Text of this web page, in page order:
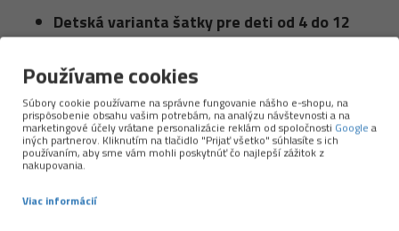
Detská varianta šatky pre deti od 4 do 12
UPF50+Šatka poskytuje vysoký stupeň ochrany
pred škodlivým UV žiarením.
Ultrastretch technológia:šatka je elastická vo
všetkých smeroch, vďaka čomu sa veľmi
príjemne nosí.
Vyrobená prevažne z recyklovaných
Používame cookies
Súbory cookie používame na správne fungovanie nášho e-shopu, na
prispôsobenie obsahu vašim potrebám, na analýzu návštevnosti a na
marketingové účely vrátane personalizácie reklám od spoločnosti Google a
iných partnerov. Kliknutím na tlačidlo "Prijať všetko" súhlasíte s ich
používaním, aby sme vám mohli poskytnúť čo najlepší zážitok z
nakupovania.
Viac informácií